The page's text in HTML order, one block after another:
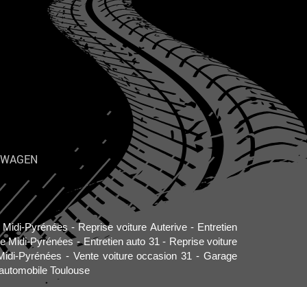
Pyrénées Reprise voiture Auterive
Entretien
Midi-Pyrénées
Entretien auto 31
Reprise voiture
Pyrénées
Vente voiture occasion 31
Garage
Toulouse